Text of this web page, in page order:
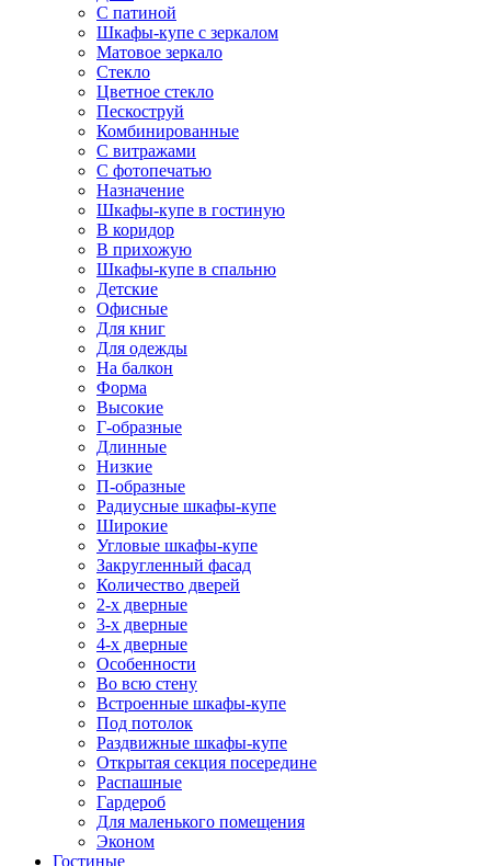
С патиной
Шкафы-купе с зеркалом
Матовое зеркало
Стекло
Цветное стекло
Пескоструй
Комбинированные
С витражами
С фотопечатью
Назначение
Шкафы-купе в гостиную
В коридор
В прихожую
Шкафы-купе в спальню
Детские
Офисные
Для книг
Для одежды
На балкон
Форма
Высокие
Г-образные
Длинные
Низкие
П-образные
Радиусные шкафы-купе
Широкие
Угловые шкафы-купе
Закругленный фасад
Количество дверей
2-х дверные
3-х дверные
4-х дверные
Особенности
Во всю стену
Встроенные шкафы-купе
Под потолок
Раздвижные шкафы-купе
Открытая секция посередине
Распашные
Гардероб
Для маленького помещения
Эконом
Гостиные